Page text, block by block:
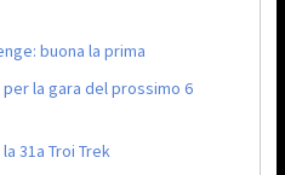
buona la prima
la gara del prossimo 6
31a Troi Trek